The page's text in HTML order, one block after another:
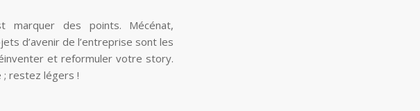
marquer des points. Mécénat,
d’avenir de l’entreprise sont les
et reformuler votre story.
; restez légers !